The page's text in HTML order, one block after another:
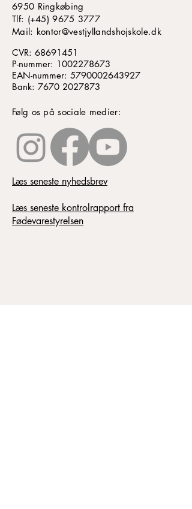
6950 Ringkøbing
​​​Tlf: (+45)9675 3777
Mail: kontor@vestjyllandshojskole.dk
CVR: 68691451
P-nummer: 1002278673
EAN-nummer: 5790002643927
Bank: 7670 2027873
Følg os på sociale medier:
Læs seneste nyhedsbrev
Læs seneste kontrolrapport fra
Fødevarestyrelsen